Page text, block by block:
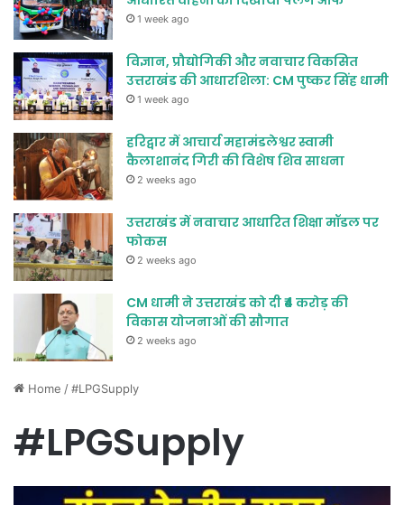
Home /#LPGSupply
#LPGSupply
1 week ago
विज्ञान, प्रौद्योगिकी और नवाचार विकसित
उत्तराखंड की आधारशिला: CM पुष्कर सिंह धामी
1 week ago
हरिद्वार में आचार्य महामंडलेश्वर स्वामी
कैलाशानंद गिरी की विशेष शिव साधना
2 weeks ago
उत्तराखंड में नवाचार आधारित शिक्षा मॉडल पर
फोकस
2 weeks ago
CM धामी ने उत्तराखंड को दी ₹4 करोड़ की
विकास योजनाओं की सौगात
2 weeks ago